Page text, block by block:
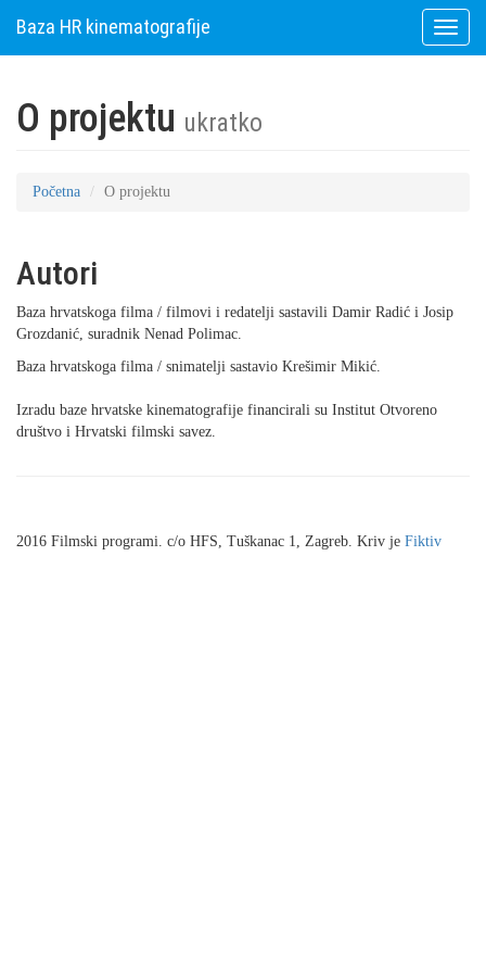
Toggle
Baza HR kinematografije
O projektu ukratko
Početna O projektu
Autori
Baza hrvatskoga filma / filmovi i redatelji sastavili Damir Radić i Josip
Grozdanić, suradnik Nenad Polimac.
Baza hrvatskoga filma / snimatelji sastavio Krešimir Mikić.
Izradu baze hrvatske kinematografije financirali su Institut Otvoreno
društvo i Hrvatski filmski savez.
2016 Filmski programi. c/o HFS, Tuškanac 1, Zagreb. Kriv je Fiktiv